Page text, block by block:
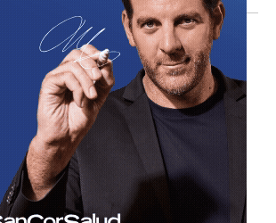
VER COMENTARIOS